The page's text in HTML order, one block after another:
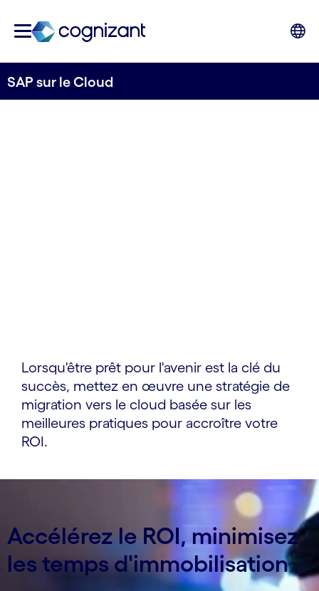
SAP sur le Cloud
Lorsqu'être prêt pour l'avenir est la clé du
succès, mettez en œuvre une stratégie de
migration vers le cloud basée sur les
meilleures pratiques pour accroître votre
ROI.
Accélérez le ROI, minimisez
les temps d'immobilisation